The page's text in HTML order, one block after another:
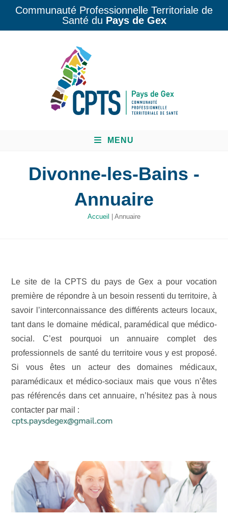
Communauté Professionnelle Territoriale de
Santé du Pays de Gex
MENU
Divonne-les-Bains -
Annuaire
Accueil | Annuaire
Le site de la CPTS du pays de Gex a pour vocation
première de répondre à un besoin ressenti du territoire, à
savoir l’interconnaissance des différents acteurs locaux,
tant dans le domaine médical, paramédical que médico-
social. C’est pourquoi un annuaire complet des
professionnels de santé du territoire vous y est proposé.
Si vous êtes un acteur des domaines médicaux,
paramédicaux et médico-sociaux mais que vous n’êtes
pas référencés dans cet annuaire, n’hésitez pas à nous
contacter par mail :